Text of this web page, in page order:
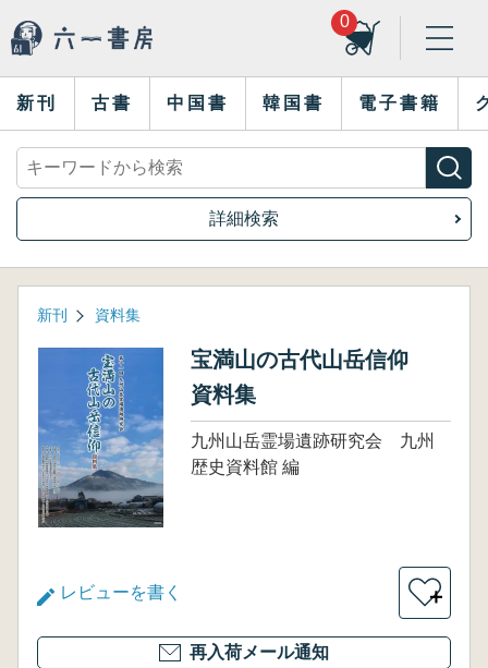
0
新刊 古書 中国書 韓国書 電子書籍
詳細検索
新刊 資料集
宝満山の古代山岳信仰
資料集
九州山岳霊場遺跡研究会 九州
歴史資料館 編
レビューを書く ＋
再入荷メール通知